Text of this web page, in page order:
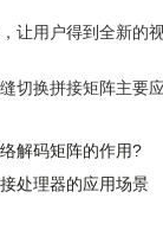
让用户得到全新的
换拼接矩阵主要
络解码矩阵的作用?
处理器的应用场景